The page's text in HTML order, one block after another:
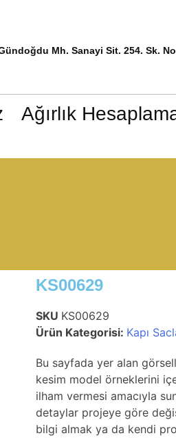
Mh. Sanayi Sit. 254. Sk.
Ağırlık
KS00629
SKU KS00629
Ürün Kategorisi: Kapı
Bu sayfada yer alan
kesim model örneklerini
ilham vermesi amacıyla
detaylar projeye göre
bilgi almak ya da kendi